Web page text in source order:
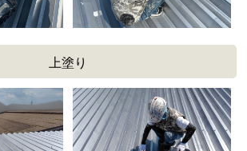
上塗り